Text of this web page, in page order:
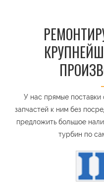
У нас прямые поставки
запчастей к ним без
предложить большое
турбин по